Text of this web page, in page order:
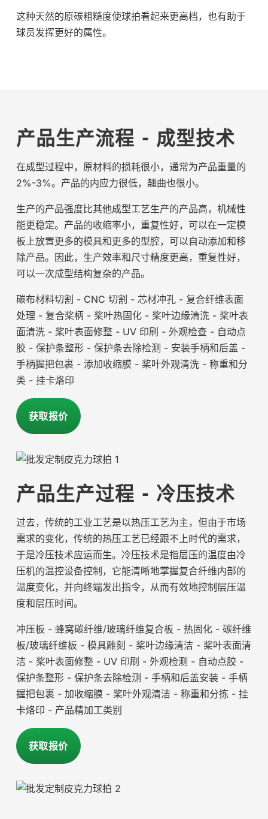
这种天然的原碳粗糙度使球拍看起来更高档，也有助于
球员发挥更好的属性。
产品生产流程 - 成型技术
在成型过程中，原材料的损耗很小，通常为产品重量的
2%-3%。产品的内应力很低，翘曲也很小。
生产的产品强度比其他成型工艺生产的产品高，机械性
能更稳定。产品的收缩率小，重复性好，可以在一定模
板上放置更多的模具和更多的型腔，可以自动添加和移
除产品。因此，生产效率和尺寸精度更高，重复性好，
可以一次成型结构复杂的产品。
碳布材料切割 - CNC 切割 - 芯材冲孔 - 复合纤维表面
处理 - 复合桨柄 - 桨叶热固化 - 桨叶边缘清洗 - 桨叶表
面清洗 - 桨叶表面修整 - UV 印刷 - 外观检查 - 自动点
胶 - 保护条整形 - 保护条去除检测 - 安装手柄和后盖 -
手柄握把包裹 - 添加收缩膜 - 桨叶外观清洗 - 称重和分
类 - 挂卡烙印
获取报价
产品生产过程 - 冷压技术
过去，传统的工业工艺是以热压工艺为主，但由于市场
需求的变化，传统的热压工艺已经跟不上时代的需求，
于是冷压技术应运而生。冷压技术是指层压的温度由冷
压机的温控设备控制，它能清晰地掌握复合纤维内部的
温度变化，并向终端发出指令，从而有效地控制层压温
度和层压时间。
冲压板 - 蜂窝碳纤维/玻璃纤维复合板 - 热固化 - 碳纤维
板/玻璃纤维板 - 模具雕刻 - 桨叶边缘清洁 - 桨叶表面清
洁 - 桨叶表面修整 - UV 印刷 - 外观检测 - 自动点胶 -
保护条整形 - 保护条去除检测 - 手柄和后盖安装 - 手柄
握把包裹 - 加收缩膜 - 桨叶外观清洁 - 称重和分拣 - 挂
卡烙印 - 产品精加工类别
获取报价